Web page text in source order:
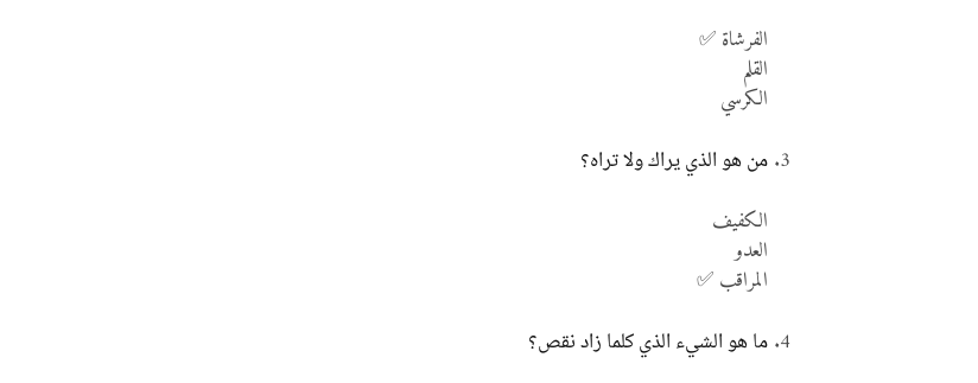
الفرشاة ✅
القلم
الكرسي
من هو الذي يراك ولا تراه؟
الكفيف
العدو
المراقب ✅
ما هو الشيء الذي كلما زاد نقص؟